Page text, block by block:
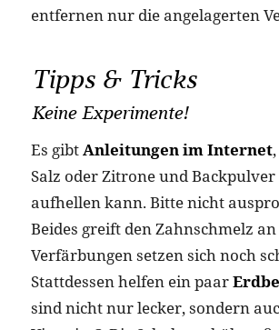
entfernen nur die angelagerten
Tipps & Tricks
Keine Experimente!
Es gibtAnleitungen im Internet
Salz oder Zitrone und Backpulver
aufhellen kann. Bitte nicht
Beides greift den Zahnschmelz
Verfärbungen setzen sich noch
Stattdessen helfen ein paar
sind nicht nur lecker, sondern